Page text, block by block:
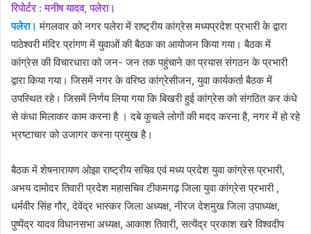
रिपोर्टर : मनीष यादव, पलेरा।
पलेरा। मंगलवार को नगर पलेरा में राष्ट्रीय कांग्रेस मध्यप्रदेश प्रभारी के द्वारा
पाठेश्वरी मंदिर प्रांगण में युवाओं की बैठक का आयोजन किया गया। बैठक में
कांग्रेस की विचारधारा को जन- जन तक पहुंचाने का प्रयास संगठन के प्रभारी
द्वारा किया गया। जिसमें नगर के वरिष्ठ कांग्रेसीजन, युवा कार्यकर्ता बैठक में
उपस्थित रहे। जिसमें निर्णय लिया गया कि बिखरी हुई कांग्रेस को संगठित कर कंधे
से कंधा मिलाकर काम करना है । दबे कुचले लोगों की मदद करना है, नगर में हो रहे
भ्रष्टाचार को उजागर करना प्रमुख है।
बैठक में शेषनारायण ओझा राष्ट्रीय सचिव एवं मध्य प्रदेश युवा कांग्रेस प्रभारी,
अभय दामोदर तिवारी प्रदेश महासचिव टीकमगढ़ जिला युवा कांग्रेस प्रभारी ,
धर्मवीर सिंह गौर, देवेंद्र भास्कर जिला अध्यक्ष, नीरज देशमुख जिला उपाध्यक्ष,
पुष्पेंद्र यादव विधानसभा अध्यक्ष, आकाश तिवारी, सत्येंद्र प्रकाश खरे विश्वदीप